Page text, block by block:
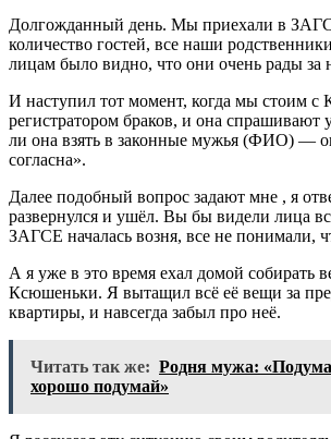
Долгожданный день. Мы приехали в
количество гостей, все наши
лицам было видно, что они очень рады за
И наступил тот момент, когда мы стоим с
регистратором браков, и она спрашивают
ли она взять в законные мужья (ФИО) —
согласна».
Далее подобный вопрос задают мне , я
развернулся и ушёл. Вы бы видели лица
ЗАГСЕ началась возня, все не понимали,
А я уже в это время ехал домой собирать
Ксюшеньки. Я вытащил всё её вещи за
квартиры, и навсегда забыл про неё.
Читать так же: Родня мужа:
хорошо подумай»